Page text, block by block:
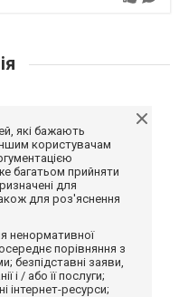
які бажають
користувачам
багатьом прийняти
для
для роз'яснення
ненормативної
порівняння з
безпідставні заяви,
і / або її послуги;
інтернет-ресурси;